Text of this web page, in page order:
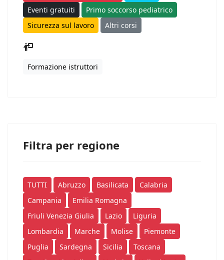
Eventi gratuiti
Primo soccorso pediatrico
Sicurezza sul lavoro
Altri corsi
Formazione istruttori
Filtra per regione
TUTTI Abruzzo Basilicata
Calabria
Campania
Emilia Romagna
Friuli Venezia Giulia
Lazio
Liguria
Lombardia
Marche Molise
Piemonte
Puglia
Sardegna Sicilia
Toscana